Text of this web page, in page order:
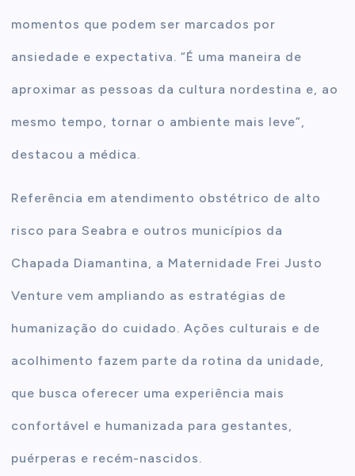
momentos que podem ser marcados por
ansiedade e expectativa. “É uma maneira de
aproximar as pessoas da cultura nordestina e, ao
mesmo tempo, tornar o ambiente mais leve”,
destacou a médica.
Referência em atendimento obstétrico de alto
risco para Seabra e outros municípios da
Chapada Diamantina, a Maternidade Frei Justo
Venture vem ampliando as estratégias de
humanização do cuidado. Ações culturais e de
acolhimento fazem parte da rotina da unidade,
que busca oferecer uma experiência mais
confortável e humanizada para gestantes,
puérperas e recém-nascidos.